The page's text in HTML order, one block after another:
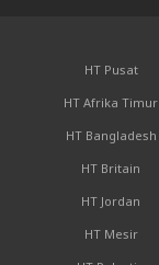
HT Pusat
HT Afrika Timur
HT Bangladesh
HT Britain
HT Jordan
HT Mesir